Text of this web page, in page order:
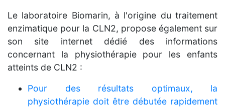
Le laboratoire Biomarin, à l'origine du traitement
enzimatique pour la CLN2, propose également sur
son site internet dédié des informations
concernant la physiothérapie pour les enfants
atteints de CLN2 :
Pour des résultats optimaux, la
physiothérapie doit être débutée rapidement